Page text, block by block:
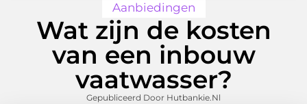
Aanbiedingen
Wat zijn de kosten
van een inbouw
vaatwasser?
Gepubliceerd Door Hutbankie.nl